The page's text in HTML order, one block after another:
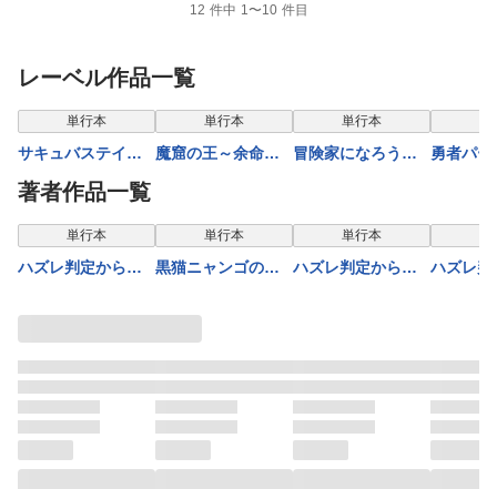
12 件中 1〜10 件目
レーベル作品一覧
表示制限中
単行本
サキュバステイマ
ーの異世界無双
幻獣たちの血を引
く最強のサキュバ
スとはじめる魔族
領開拓（コミッ
表示制限中
単行本
魔窟の王～余命一
いて王へ君臨す～
（コミック） ： 4
【電子コミック限
単行本
冒険家になろう！
（コミック） ： 13
勇者パ
た。（コ
： 14
著者作品一覧
単行本
ハズレ判定から始
士生活（コミッ
単行本
黒猫ニャンゴの冒
属性を引き当てた
険者を目指します
（１）【電子限定
き】
単行本
ハズレ判定から始
ハズレ判